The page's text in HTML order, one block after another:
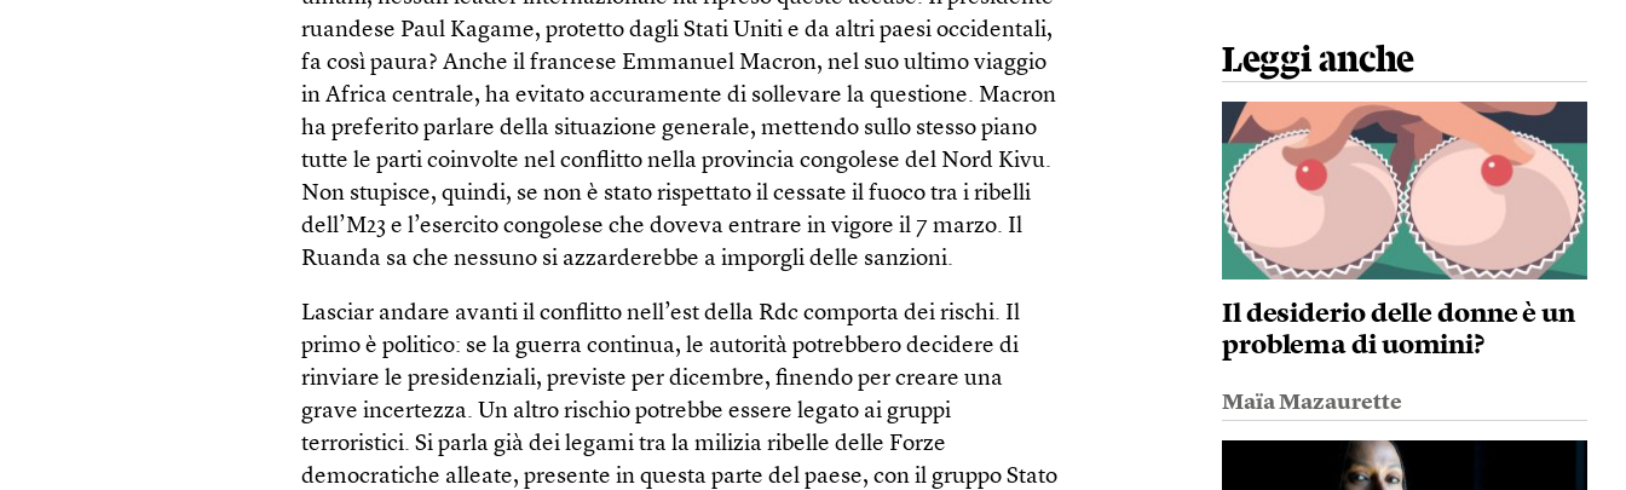
ruandese Paul Kagame, protetto dagli Stati Uniti e da altri paesi occidentali,
fa così paura? Anche il francese Emmanuel Macron, nel suo ultimo viaggio
in Africa centrale, ha evitato accuramente di sollevare la questione. Macron
ha preferito parlare della situazione generale, mettendo sullo stesso piano
tutte le parti coinvolte nel conflitto nella provincia congolese del Nord Kivu.
Non stupisce, quindi, se non è stato rispettato il cessate il fuoco tra i ribelli
dell’M23 e l’esercito congolese che doveva entrare in vigore il 7 marzo. Il
Ruanda sa che nessuno si azzarderebbe a imporgli delle sanzioni.
Lasciar andare avanti il conflitto nell’est della Rdc comporta dei rischi. Il
primo è politico: se la guerra continua, le autorità potrebbero decidere di
rinviare le presidenziali, previste per dicembre, finendo per creare una
grave incertezza. Un altro rischio potrebbe essere legato ai gruppi
terroristici. Si parla già dei legami tra la milizia ribelle delle Forze
democratiche alleate, presente in questa parte del paese, con il gruppo Stato
Leggi anche
Il desiderio delle donne è un
problema di uomini?
Maïa Mazaurette